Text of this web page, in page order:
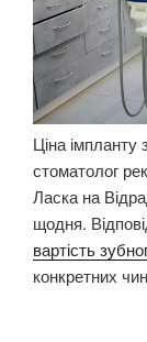
Ціна
стоматолог
Ласка на
щодня.
вартість
конкретних